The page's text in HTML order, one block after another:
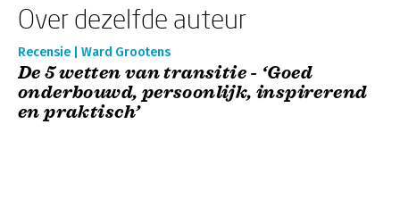
Over dezelfde auteur
Recensie | Ward Grootens
De 5 wetten van transitie - ‘Goed
onderbouwd, persoonlijk, inspirerend
en praktisch’